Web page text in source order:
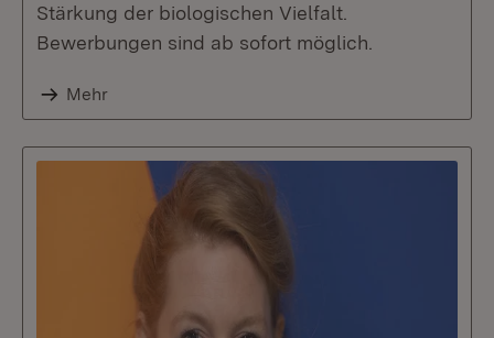
Stärkung der biologischen Vielfalt.
Bewerbungen sind ab sofort möglich.
Mehr